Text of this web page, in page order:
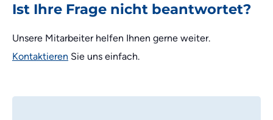
Ist Ihre Frage nicht beantwortet?
Unsere Mitarbeiter helfen Ihnen gerne weiter.
Kontaktieren Sie uns einfach.